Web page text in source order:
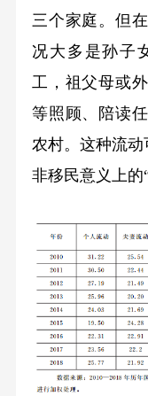
三个家庭。但
况大多是孙子
工，祖父母或
等照顾、陪读
农村。这种流动
非移民意义上的